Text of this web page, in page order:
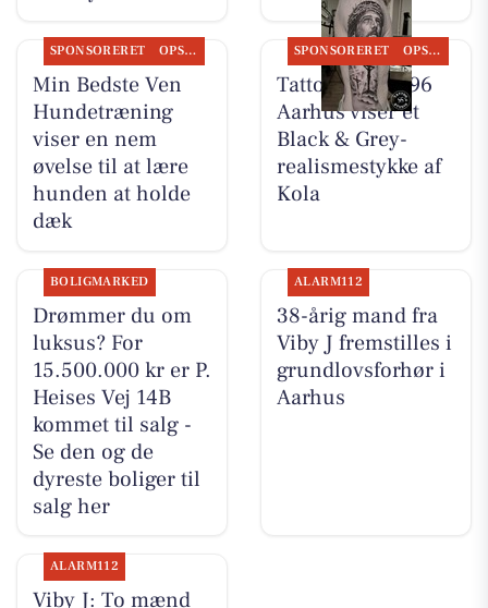
SPONSORERET OPSLAGSTAVLEN
Min Bedste Ven
Hundetræning
viser en nem
øvelse til at lære
hunden at holde
dæk
SPONSORERET OPSLAGSTAVLEN
Tattoo Studio 96
Aarhus viser et
Black & Grey-
realismestykke af
Kola
BOLIGMARKED
Drømmer du om
luksus? For
15.500.000 kr er P.
Heises Vej 14B
kommet til salg -
Se den og de
dyreste boliger til
salg her
ALARM112
38-årig mand fra
Viby J fremstilles i
grundlovsforhør i
Aarhus
ALARM112
Viby J: To mænd